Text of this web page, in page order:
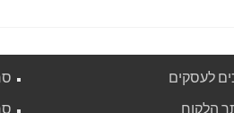
לעסקים
הלקוח